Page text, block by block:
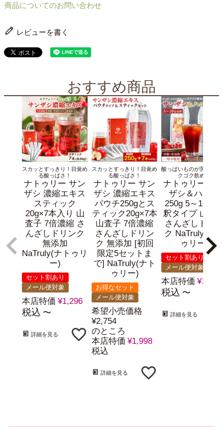
商品についてのお問い合わせ
レビューを書く
おすすめ商品
スカッとすっきり！目覚め
る酸っぱさ！
ナトゥリー サン
ザシ 濃縮エキス
スティック
20g×7本入り 山
査子 7倍濃縮 さ
んざしドリンク
無添加
NaTruly(ナトゥリ
ー)
セット割あり
メール便対象
本店特価 ¥1,296
税込 〜
詳細を見る
スカッとすっきり！目覚め
る酸っぱさ！
ナトゥリー サン
ザシ 濃縮エキス
パウチ250gとス
ティック20g×7本
山査子 7倍濃縮
さんざしドリン
ク 無添加 [初回
限定5セットま
で] NaTruly(ナト
ゥリー)
お得なセット
メール便対象
希望小売価格
¥2,754
のところ
本店特価 ¥1,998
税込
詳細を見る
酸っぱいものが苦手でも
クゴク飲める
ナトゥリー サ
ザシ＆ハニー
250g 5～10倍
釈タイプ 山査
さんざしドリ
ク NaTruly(ナ
ゥリー)
セット割あり
メール便対象
本店特価 ¥1,458
税込 〜
詳細を見る